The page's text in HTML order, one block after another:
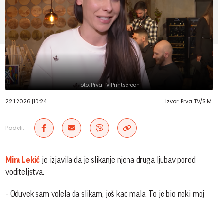
Foto: Prva TV Printscreen
22.1.2026.|10:24 Izvor: Prva TV/S.M.
Podeli:
Mira Lekić je izjavila da je slikanje njena druga ljubav pored
voditeljstva.
- Oduvek sam volela da slikam, još kao mala. To je bio neki moj